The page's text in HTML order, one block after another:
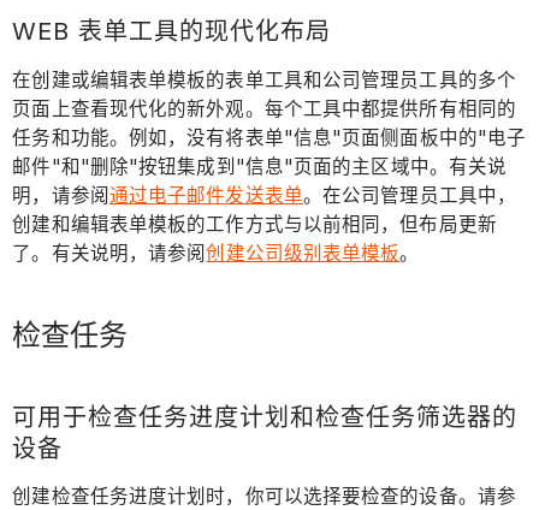
WEB 表单工具的现代化布局
在创建或编辑表单模板的表单工具和公司管理员工具的多个
页面上查看现代化的新外观。每个工具中都提供所有相同的
任务和功能。例如，没有将表单"信息"页面侧面板中的"电子
邮件"和"删除"按钮集成到"信息"页面的主区域中。有关说
明，请参阅通过电子邮件发送表单。在公司管理员工具中，
创建和编辑表单模板的工作方式与以前相同，但布局更新
了。有关说明，请参阅创建公司级别表单模板。
检查任务
可用于检查任务进度计划和检查任务筛选器的
设备
创建检查任务进度计划时，你可以选择要检查的设备。请参